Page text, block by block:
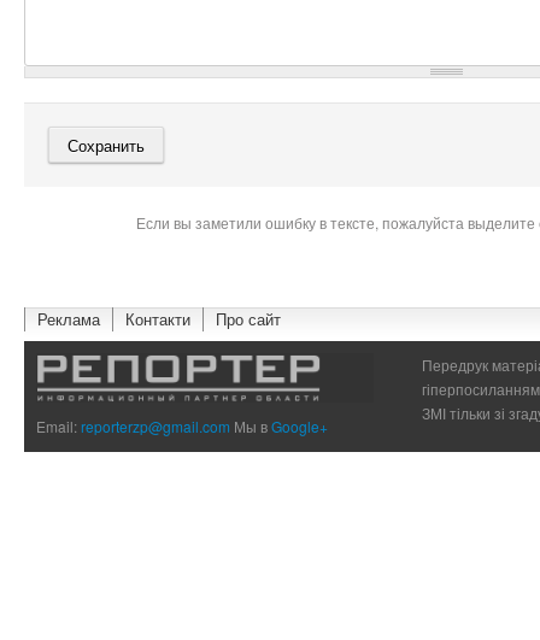
Если вы заметили ошибку в тексте, пожалуйста
Реклама Контакти Про сайт
Email:reporterzp@gmail.com Мы вGoogle+
Передрук
ЗМІ тільки зі